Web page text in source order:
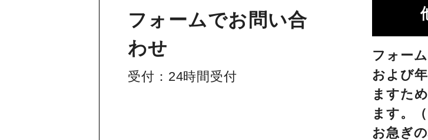
フォームでお問い合
わせ
受付：24時間受付
フォー
および
ますた
ます。
お急ぎ